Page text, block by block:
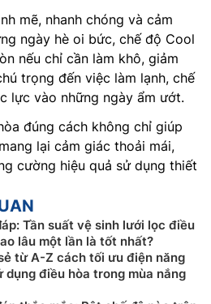
mẽ, nhanh chóng và cảm
ngày hè oi bức, chế độ Cool
nếu chỉ cần làm khô, giảm
trọng đến việc làm lạnh, chế
lực vào những ngày ẩm ướt.
đúng cách không chỉ giúp
lại cảm giác thoải mái,
cường hiệu quả sử dụng thiết
Tần suất vệ sinh lưới lọc điều
lâu một lần là tốt nhất?
từ A-Z cách tối ưu điện năng
dụng điều hòa trong mùa nắng